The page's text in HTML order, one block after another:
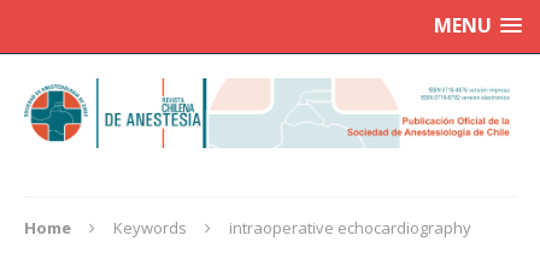
MENU
Home Keywords intraoperative echocardiography